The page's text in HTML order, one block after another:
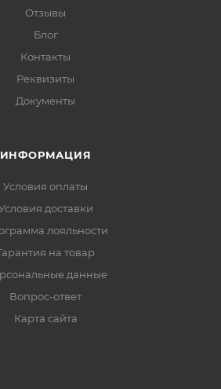
Отзывы
Блог
Контакты
Реквизиты
Документы
ИНФОРМАЦИЯ
Условия оплаты
доставки
лояльности
на товар
данные
Вопрос-ответ
Карта сайта